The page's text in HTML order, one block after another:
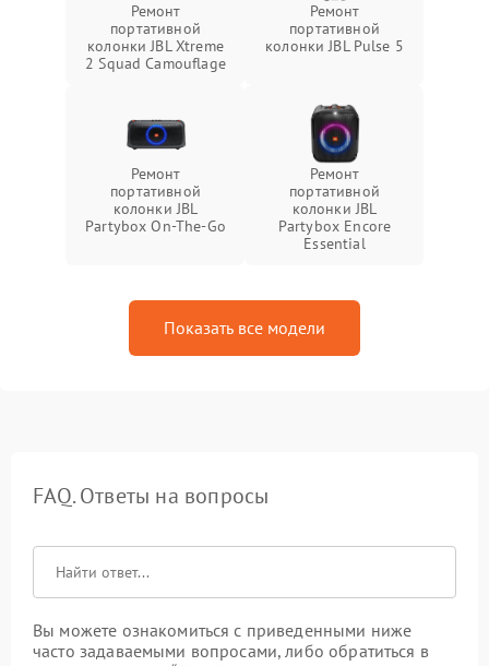
Ремонт
портативной
колонки JBL Xtreme
2 Squad Camouflage
Ремонт
портативной
колонки JBL Pulse 5
Ремонт
портативной
колонки JBL
Partybox On-The-Go
Ремонт
портативной
колонки JBL
Partybox Encore
Essential
Показать все модели
FAQ. Ответы на вопросы
Вы можете ознакомиться с приведенными ниже
часто задаваемыми вопросами, либо обратиться в